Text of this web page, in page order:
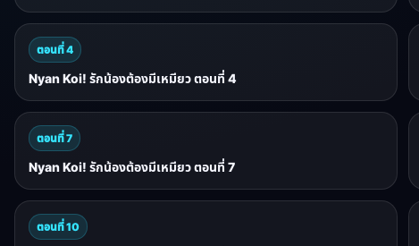
ตอนที่ 4
Nyan Koi! รักน้องต้องมีเหมียว ตอนที่ 4
ตอนที่ 7
Nyan Koi! รักน้องต้องมีเหมียว ตอนที่ 7
ตอนที่ 10